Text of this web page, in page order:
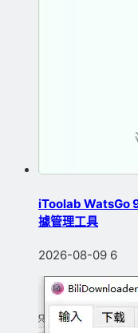
iToolab WatsGo
據管理工具
2026-08-09 6